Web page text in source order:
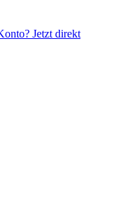
Jetzt direkt